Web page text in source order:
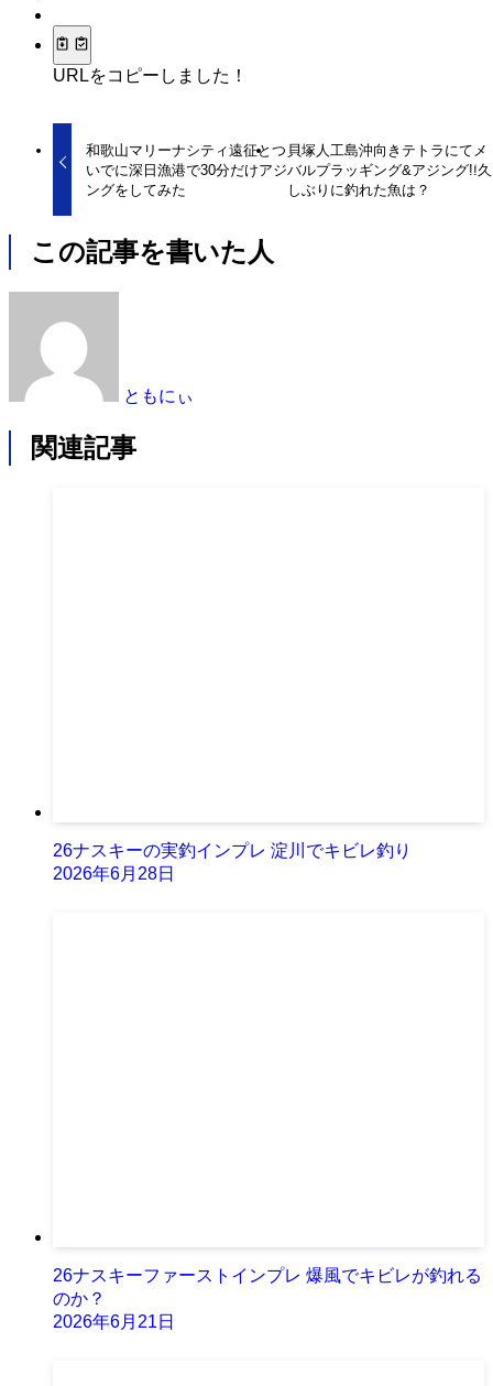
URLをコピーしました！
和歌山マリーナシティ遠征とつ
いでに深日漁港で30分だけアジ
ングをしてみた
貝塚人工島沖向きテトラにてメ
バルプラッギング&アジング!!久
しぶりに釣れた魚は？
この記事を書いた人
ともにぃ
関連記事
26ナスキーの実釣インプレ 淀川でキビレ釣り
2026年6月28日
26ナスキーファーストインプレ 爆風でキビレが釣れる
のか？
2026年6月21日